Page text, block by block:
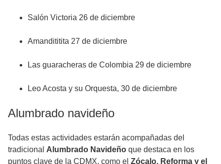
Salón Victoria 26 de diciembre
Amandititita 27 de diciembre
Las guaracheras de Colombia 29 de diciembre
Leo Acosta y su Orquesta, 30 de diciembre
Alumbrado navideño
Todas estas actividades estarán acompañadas del
tradicional Alumbrado Navideño que destaca en los
puntos clave de la CDMX, como el Zócalo, Reforma y el